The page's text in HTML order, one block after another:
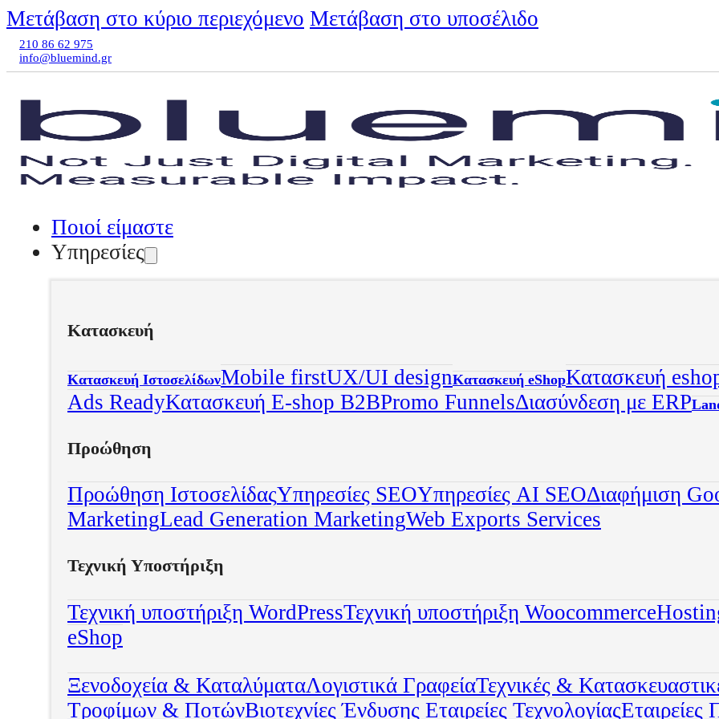
Μετάβαση στο κύριο περιεχόμενο Μετάβαση στο υποσέλιδο
210 86 62 975
info@bluemind.gr
Ποιοί είμαστε
Υπηρεσίες
Κατασκευή
Κατασκευή ΙστοσελίδωνMobile firstUX/UI designΚατασκευή eShopΚατασκευή
Ads ReadyΚατασκευή E-shop B2BPromo FunnelsΔιασύνδεση με ERP
Προώθηση
Προώθηση ΙστοσελίδαςΥπηρεσίες SEOΥπηρεσίες AI SEOΔιαφήμιση
MarketingLead Generation MarketingWeb Exports Services
Τεχνική Υποστήριξη
Τεχνική υποστήριξη WordPressΤεχνική υποστήριξη Woocommerce
eShop
Ξενοδοχεία & ΚαταλύματαΛογιστικά ΓραφείαΤεχνικές &
Τροφίμων & ΠοτώνΒιοτεχνίες Ένδυσης Εταιρείες Τεχνολογίας